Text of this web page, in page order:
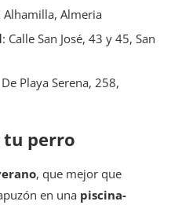
Alhamilla, Almeria
: Calle San José, 43 y 45, San
Playa Serena, 258,
tu perro
, que mejor que
en una piscina-